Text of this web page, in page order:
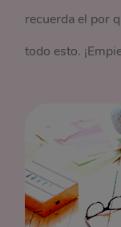
recuerda el por
todo esto.